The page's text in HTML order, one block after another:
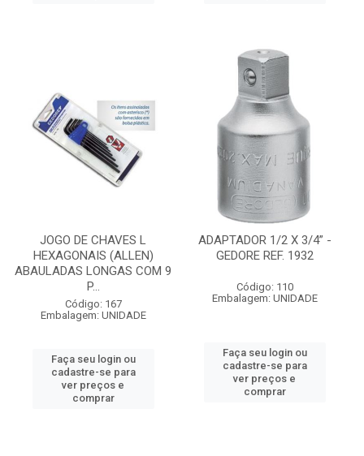
JOGO DE CHAVES L
HEXAGONAIS (ALLEN)
ABAULADAS LONGAS COM 9
P...
Código: 167
Embalagem: UNIDADE
Faça seu login ou
cadastre-se para
ver preços e
comprar
ADAPTADOR 1/2 X 3/4” -
GEDORE REF. 1932
Código: 110
Embalagem: UNIDADE
Faça seu login ou
cadastre-se para
ver preços e
comprar